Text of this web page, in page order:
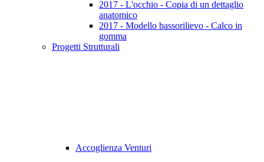
2017 - L'occhio - Copia di un dettaglio
anatomico
2017 - Modello bassorilievo - Calco in
gomma
Progetti Strutturali
Accoglienza Venturi